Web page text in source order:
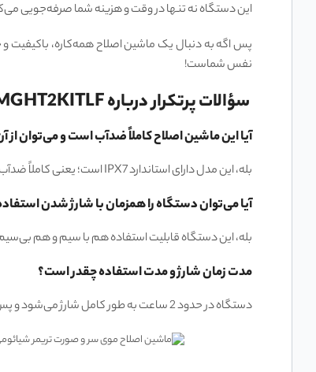
این دستگاه نه تنها در وقت و هزینه شما صرفه‌جویی
نفس شماست!
سؤالات پرتکرار درباره Xiaomi Grooming Kit Pro XMGHT2KITLF
آیا این ماشین اصلاح کاملاً ضدآب است و می‌توان
بله، این مدل دارای استاندارد IPX7 است؛ یعنی کاملاً ضدآب بوده و می‌توانید با خیال راحت آن را زیر دوش استفاده کرده یا پس از اصلاح سری‌های آن را به‌راحتی بشویید.
آیا می‌توان دستگاه را همزمان با شارژ شدن
بله، این دستگاه قابلیت استفاده هم با سیم و هم بی‌سیم
مدت زمان شارژ و مدت استفاده چقدر است؟
دستگاه در حدود 2 ساعت به طور کامل شارژ می‌شود و پس از آن تا 90 دقیقه استفاده مداوم را فراهم می‌کند.